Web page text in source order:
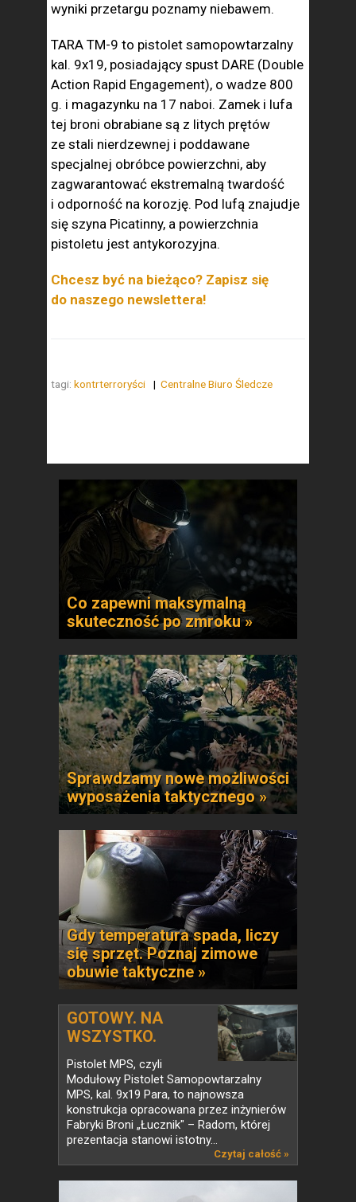
wyniki przetargu poznamy niebawem.
TARA TM-9 to pistolet samopowtarzalny
kal. 9x19, posiadający spust DARE (Double
Action Rapid Engagement), o wadze 800
g. i magazynku na 17 naboi. Zamek i lufa
tej broni obrabiane są z litych prętów
ze stali nierdzewnej i poddawane
specjalnej obróbce powierzchni, aby
zagwarantować ekstremalną twardość
i odporność na korozję. Pod lufą znajudje
się szyna Picatinny, a powierzchnia
pistoletu jest antykorozyjna.
Chcesz być na bieżąco? Zapisz się
do naszego newslettera!
tagi: kontrterroryści Centralne Biuro Śledcze
Co zapewni maksymalną
skuteczność po zmroku »
Sprawdzamy nowe możliwości
wyposażenia taktycznego »
Gdy temperatura spada, liczy
się sprzęt. Poznaj zimowe
obuwie taktyczne »
GOTOWY. NA
WSZYSTKO.
Pistolet...
Pistolet MPS, czyli
Modułowy Pistolet Samopowtarzalny
MPS, kal. 9x19 Para, to najnowsza
konstrukcja opracowana przez inżynierów
Fabryki Broni „Łucznik" – Radom, której
prezentacja stanowi istotny...
Czytaj całość »